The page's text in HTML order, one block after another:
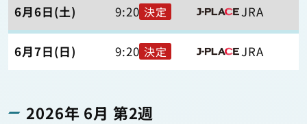
6月6日(土) 9:20 決定 JRA
6月7日(日) 9:20 決定 JRA
2026年 6月 第2週